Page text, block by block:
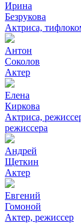
Ирина
Безрукова
Актриса,
Антон
Соколов
Актер
Елена
Киркова
Актриса,
режиссера
Андрей
Щеткин
Актер
Евгений
Гомоной
Актер, режиссер